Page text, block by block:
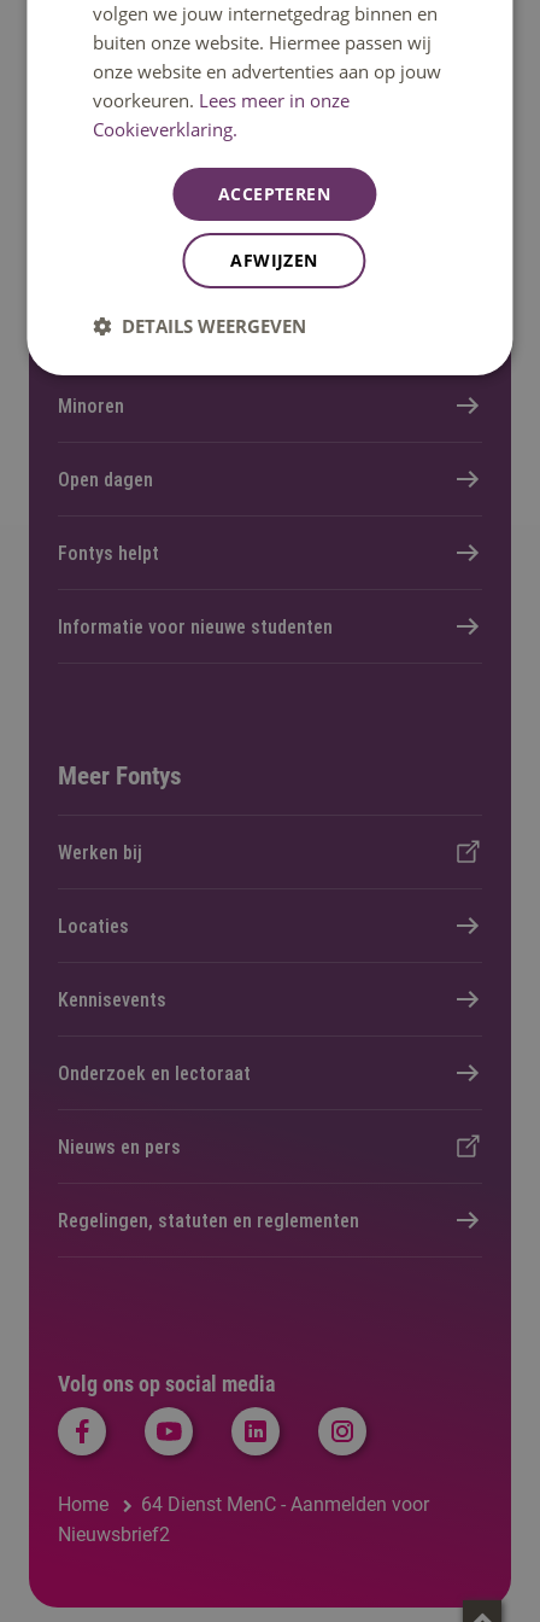
Stel een vraag
Volg ons op social media
Home
64 Dienst MenC - Aanmelden voor
Nieuwsbrief2
Ga snel naar
Opleidingen
Minoren
Open dagen
Fontys helpt
Informatie voor nieuwe studenten
Meer Fontys
Werken bij
Locaties
Kennisevents
Onderzoek en lectoraat
Nieuws en pers
Regelingen, statuten en reglementen
volgen we jouw internetgedrag binnen en
buiten onze website. Hiermee passen wij
onze website en advertenties aan op jouw
voorkeuren. Lees meer in onze
Cookieverklaring.
ACCEPTEREN
AFWIJZEN
DETAILS WEERGEVEN